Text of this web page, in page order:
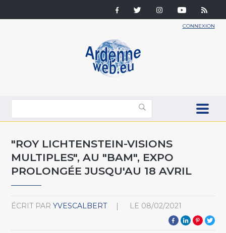
CONNEXION
"ROY LICHTENSTEIN-VISIONS
MULTIPLES", AU "BAM", EXPO
PROLONGÉE JUSQU'AU 18 AVRIL
ÉCRIT PAR YVESCALBERT LE 08/02/2021